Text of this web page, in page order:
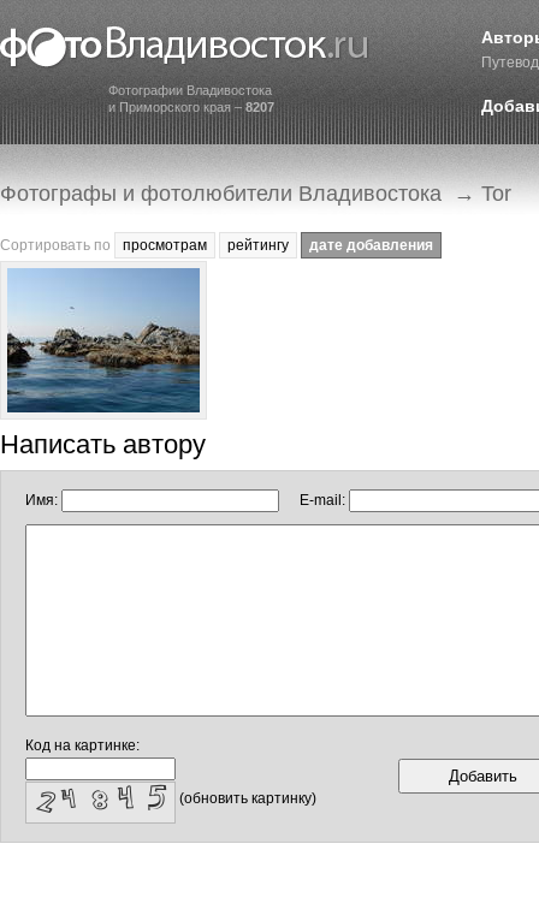
Фотографии Владивостока
и Приморского края – 8207
Фотографы и фотолюбители Владивостока → Tor
Сортировать по просмотрам рейтингу дате добавления
Написать автору
Имя: E-mail:
Код на картинке:
(обновить картинку)